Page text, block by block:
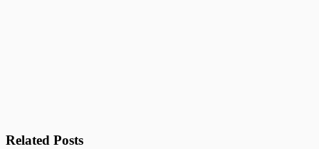
Related Posts